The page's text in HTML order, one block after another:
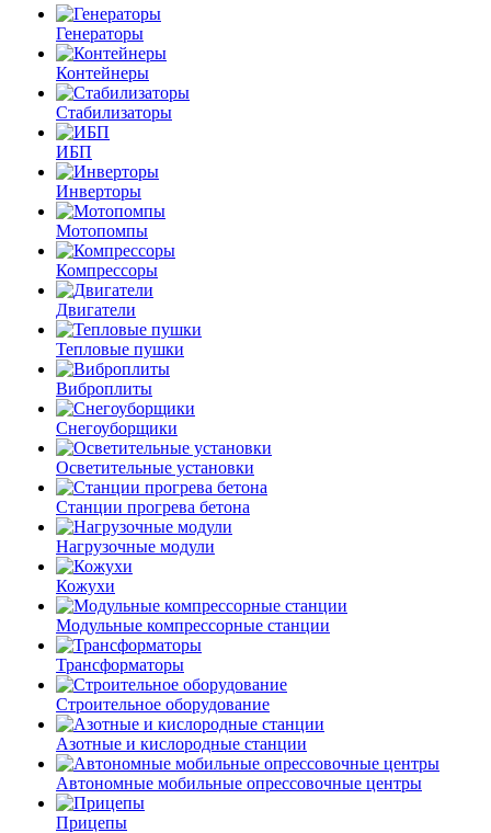
Генераторы
Контейнеры
Стабилизаторы
ИБП
Инверторы
Мотопомпы
Компрессоры
Двигатели
Тепловые пушки
Виброплиты
Снегоуборщики
Осветительные установки
Станции прогрева бетона
Нагрузочные модули
Кожухи
Модульные компрессорные станции
Трансформаторы
Строительное оборудование
Азотные и кислородные станции
Автономные мобильные опрессовочные центры
Прицепы